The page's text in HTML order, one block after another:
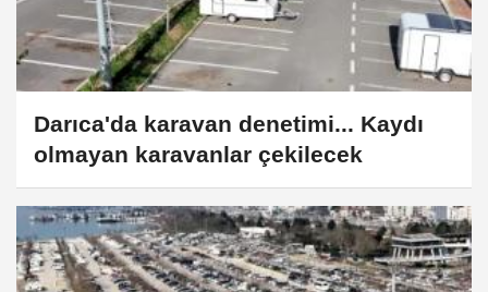
Darıca'da karavan denetimi... Kaydı
olmayan karavanlar çekilecek